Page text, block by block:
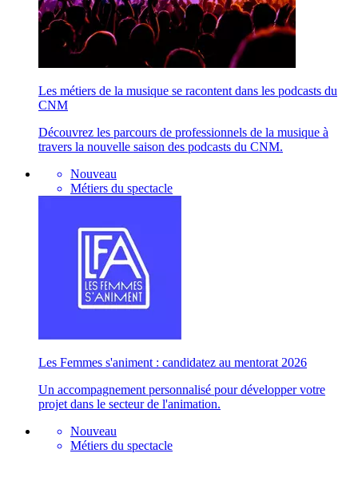
Les métiers de la musique se racontent dans les podcasts du
CNM
Découvrez les parcours de professionnels de la musique à
travers la nouvelle saison des podcasts du CNM.
Nouveau
Métiers du spectacle
Les Femmes s'animent : candidatez au mentorat 2026
Un accompagnement personnalisé pour développer votre
projet dans le secteur de l'animation.
Nouveau
Métiers du spectacle